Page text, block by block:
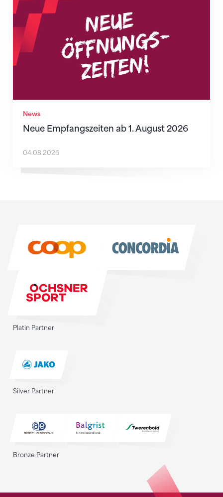
News
Neue Empfangszeiten ab 1. August 2026
04.08.2026
Platin Partner
Silver Partner
Bronze Partner